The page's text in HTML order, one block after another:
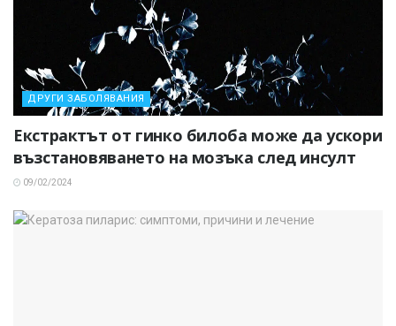
ДРУГИ ЗАБОЛЯВАНИЯ
Екстрактът от гинко билоба може да ускори
възстановяването на мозъка след инсулт
09/02/2024